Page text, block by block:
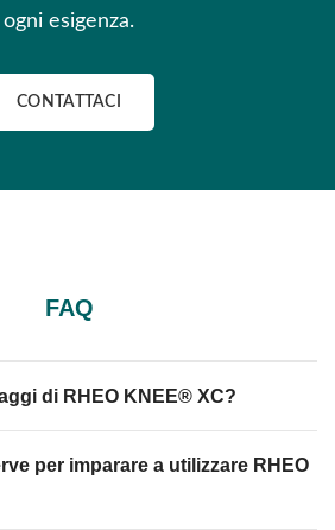
ogni esigenza.
CONTATTACI
FAQ
di RHEO KNEE® XC?
per imparare a utilizzare RHEO